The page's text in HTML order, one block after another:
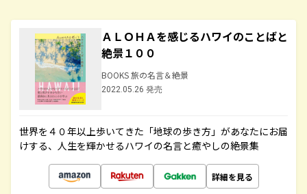
ＡＬＯＨＡを感じるハワイのことばと
絶景１００
BOOKS 旅の名言＆絶景
2022.05.26 発売
世界を４０年以上歩いてきた「地球の歩き方」があなたにお届
けする、人生を輝かせるハワイの名言と癒やしの絶景集
詳細を見る